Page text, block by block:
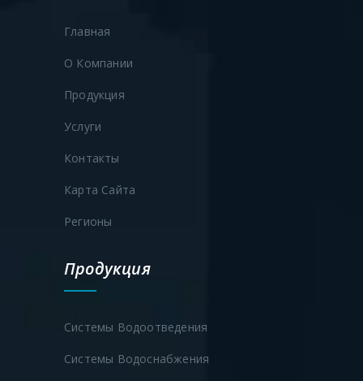
Главная
О Компании
Продукция
Услуги
Контакты
Карта Сайта
Регионы
Продукция
Системы Водоотведения
Системы Водоснабжения